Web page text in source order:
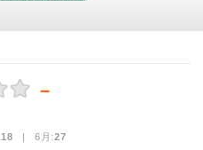
－
18 | 6月:27